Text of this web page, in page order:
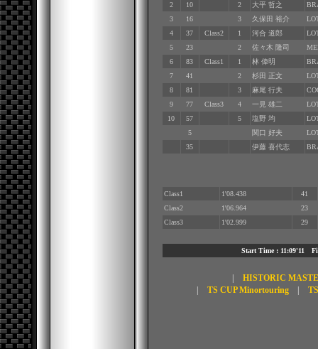
2
10 2 大平 哲之
3
16 3 久保田 裕介
4
37 Class2 1 河合 道郎
5
23 2 佐々木 隆司
6
83 Class1 1 林 偉明
7
41 2 杉田 正文
8
81 3 麻尾 行夫
9
77 Class3 4 一見 雄二
10
57 5 塩野 均
5
関口 好夫
35
伊藤 喜代志
Class1 1'08.438
41
Class2
1'06.964
23
Class3
1'02.999 29
Start Time :
HISTORIC
TS CUP Minortouring|